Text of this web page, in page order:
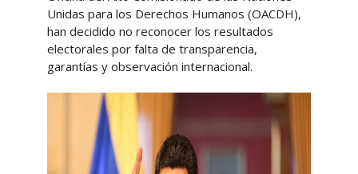
Unidas para los Derechos Humanos (OACDH),
han decidido no reconocer los resultados
electorales por falta de transparencia,
garantías y observación internacional.